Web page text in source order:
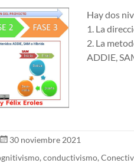
Hay dos
1. La
2. La
ADDIE,
30 noviembre 2021
, conductivismo,